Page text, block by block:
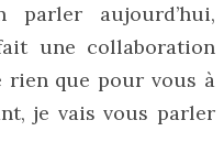
aujourd’hui,
une collaboration
rien que pour vous à
je vais vous parler